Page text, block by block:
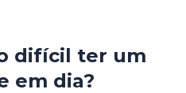
difícil ter um
em dia?